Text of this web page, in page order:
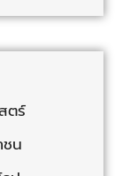
ตร์
ชน